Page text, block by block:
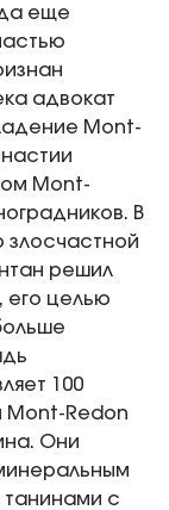
еще
адвокат
Mont-
Mont-
В
злосчастной
решил
его целью
100
Mont-Redon
Они
танинами с